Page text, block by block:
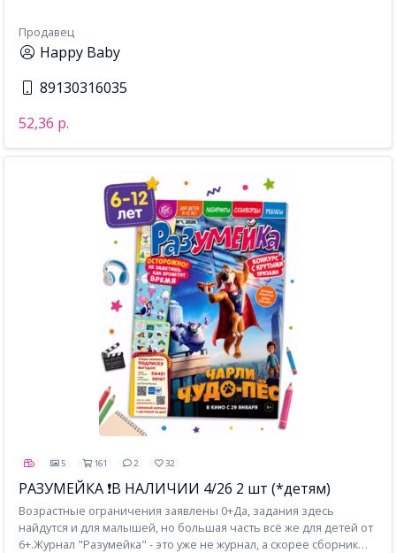
Продавец
Happy Baby
89130316035
52,36 р.
5 161 2 32
РАЗУМЕЙКА ❗В НАЛИЧИИ 4/26 2 шт (*детям)
Возрастные ограничения заявлены 0+Да, задания здесь
найдутся и для малышей, но большая часть всё же для детей от
6+.Журнал "Разумейка" - это уже не журнал, а скорее сборник